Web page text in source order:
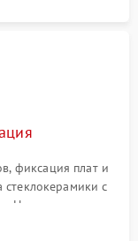
фиксация плат и
с
Нанесение